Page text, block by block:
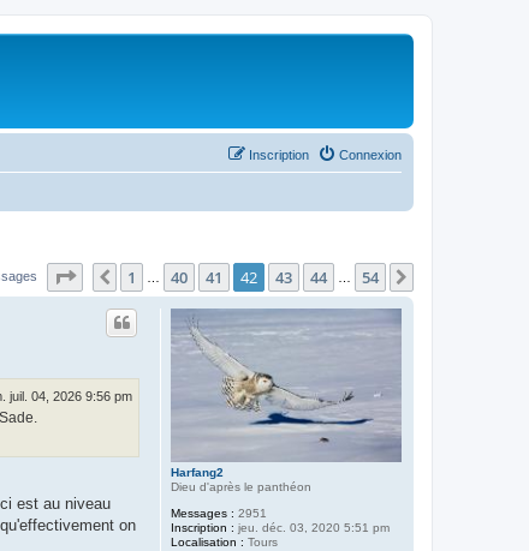
Connexion
Inscription
Page 42 54
Précédent
1 40 41 42 43 44 54
Harfang2
Dieu d'après le panthéon
Messages : 2951
Inscription : jeu. déc. 03, 2020 5:51 pm
Localisation : Tours
juil. 04, 2026 9:56 pm
est au niveau
on